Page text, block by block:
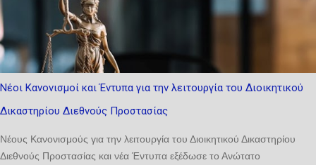
ενώπιόν της από γονείς και οργανωμένα σύνολα και έχει τεθεί υπό
διερεύνηση στο πλαίσιο των αρμοδιοτήτων της. Προς διασφάλιση της
ορθής, πλήρους και αποτελεσματικής διερεύνησης του εν λόγω
ζητήματος από την Αρχή, ιδίως λαμβανομένου υπόψη ότι πρόκειται για
πληροφορίες που κατέχονται πρωτογενώς από περισσότερους του
ενός υπεύθυνους επεξεργασίας, η Αρχή επιθυμεί να ενημερώσει κάθε
Νέοι Κανονισμοί και Έντυπα για την λειτουργία του Διοικητικού
Δικαστηρίου Διεθνούς Προστασίας
Νέους Κανονισμούς για την λειτουργία του Διοικητικού Δικαστηρίου
Διεθνούς Προστασίας και νέα Έντυπα εξέδωσε το Ανώτατο